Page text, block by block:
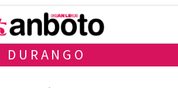
DURANGO